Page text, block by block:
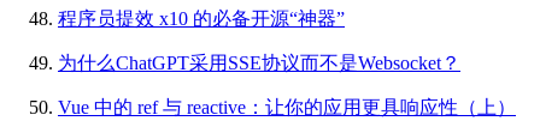
程序员提效 x10 的必备开源“神器”
为什么ChatGPT采用SSE协议而不是Websocket？
Vue 中的 ref 与 reactive：让你的应用更具响应性（上）